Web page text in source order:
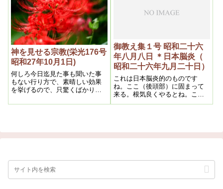
神を見せる宗教(栄光176号
昭和27年10月1日)
何しろ今日迄見た事も聞いた事
もない行り方で、素晴しい効果
を挙げるので、只驚くばかりで
治す場合、必ずと言いたい程最
ている以上、偶々本教の話を聞
信じてはならないというのを聞
くと余りの異いさに面喰って了
しまうが、中にはそれは面白
御教え集１号 昭和二十六
年八月八日 ＊日本脳炎（
昭和二十六年九月二十日）
これは日本脳炎的のものです
ね。ここ（後頭部）に固まって
来る。根気良くやるとね。これ
は治りかけて来ている。これは